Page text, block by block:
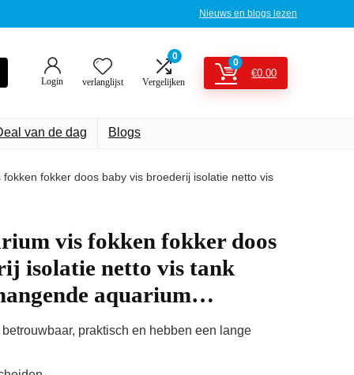
Nieuws en blogs lezen
Login verlanglijst
0
Vergelijken
0
€0.00
van de dag Blogs
fokken fokker doos baby vis broederij isolatie netto vis
vis fokken fokker doos
isolatie netto vis tank
aquarium…
praktisch en hebben een lange